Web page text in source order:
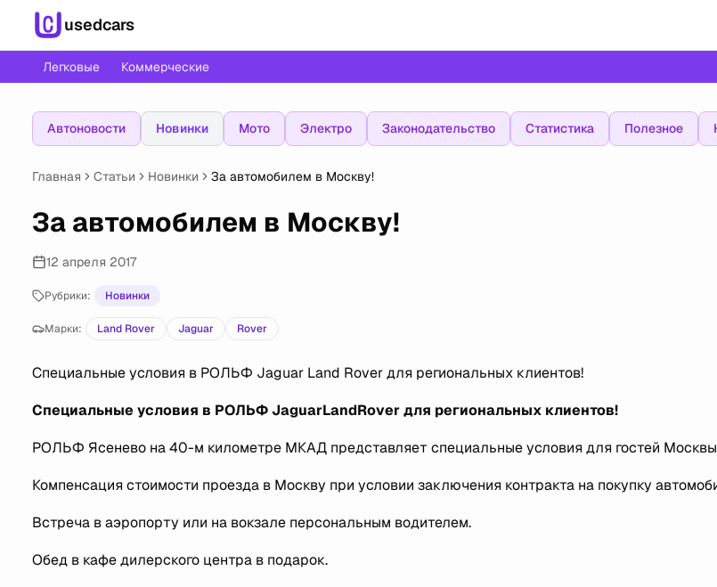
usedcars
Легковые Коммерческие
Автоновости Новинки Мото Электро Законодательство Статистика Полезное
Главная Статьи Новинки За автомобилем в Москву!
За автомобилем в Москву!
12 апреля 2017
Рубрики: Новинки
Марки: Land Rover Jaguar Rover
Специальные условия в РОЛЬФ Jaguar Land Rover для региональных клиентов!
Специальные условия в РОЛЬФJaguarLandRoverдля региональных клиентов!
РОЛЬФ Ясенево на 40-м километре МКАД представляет специальные условия для гостей
Компенсация стоимости проезда в Москву при условии заключения контракта на покупку
Встреча в аэропорту или на вокзале персональным водителем.
Обед в кафе дилерского центра в подарок.